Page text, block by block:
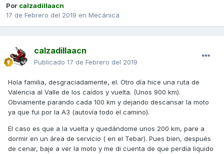
Por calzadillaacn
17 de Febrero del 2019 en Mecánica
calzadillaacn
Publicado 17 de Febrero del 2019
Hola familia, desgraciadamente, el. Otro día hice una ruta de
Valencia al Valle de los caídos y vuelta. (Unos 900 km).
Obviamente parando cada 100 km y dejando descansar la moto
ya que fui por la A3 (autovía todo el camino).
El caso es que a la vuelta y quedándome unos 200 km, pare a
dormir en un área de servicio ( en el Tebar). Pues bien, después
de cenar, baje a ver la moto y me di cuenta de que perdía liquido